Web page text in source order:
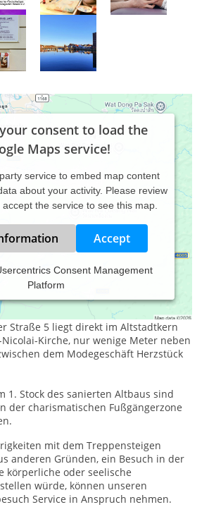
consent to load the
Maps service!
service to embed map content
about your activity. Please review
the service to see this map.
Accept
Consent Management
Platform
Lührs befindet sich mitten im
Eckernförde.
Straße 5 liegt direkt im Altstadtkern
Kirche, nur wenige Meter neben
dem Modegeschäft Herzstück
1. Stock des sanierten Altbaus sind
der charismatischen Fußgängerzone
mit dem Treppensteigen
anderen Gründen, ein Besuch in der
körperliche oder seelische
würde, können unseren
Service in Anspruch nehmen.